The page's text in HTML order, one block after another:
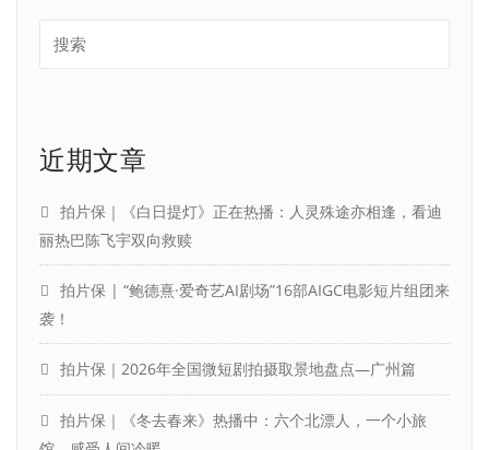
近期文章
拍片保｜《白日提灯》正在热播：人灵殊途亦相逢，看迪
丽热巴陈飞宇双向救赎
拍片保 | “鲍德熹·爱奇艺AI剧场”16部AIGC电影短片组团来
袭！
拍片保｜2026年全国微短剧拍摄取景地盘点—广州篇
拍片保｜《冬去春来》热播中：六个北漂人，一个小旅